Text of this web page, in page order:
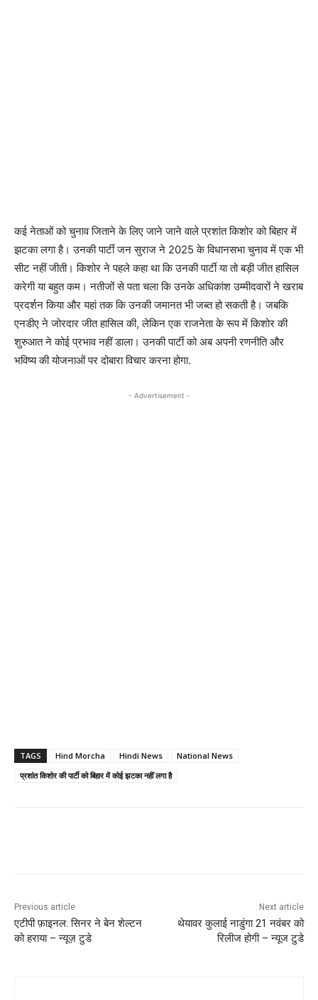
कई नेताओं को चुनाव जिताने के लिए जाने जाने वाले प्रशांत किशोर को बिहार में
झटका लगा है। उनकी पार्टी जन सुराज ने 2025 के विधानसभा चुनाव में एक भी
सीट नहीं जीती। किशोर ने पहले कहा था कि उनकी पार्टी या तो बड़ी जीत हासिल
करेगी या बहुत कम। नतीजों से पता चला कि उनके अधिकांश उम्मीदवारों ने खराब
प्रदर्शन किया और यहां तक ​​कि उनकी जमानत भी जब्त हो सकती है। जबकि
एनडीए ने जोरदार जीत हासिल की, लेकिन एक राजनेता के रूप में किशोर की
शुरुआत ने कोई प्रभाव नहीं डाला। उनकी पार्टी को अब अपनी रणनीति और
भविष्य की योजनाओं पर दोबारा विचार करना होगा.
- Advertisement -
TAGS Hind Morcha Hindi News
National News
प्रशांत किशोर की पार्टी को बिहार में कोई झटका नहीं लगा है
Previous article
एटीपी फ़ाइनल: सिनर ने बेन शेल्टन
को हराया – न्यूज़ टुडे
Next article
थेयावर कुलाई नाडुंगा 21 नवंबर को
रिलीज होगी – न्यूज टुडे